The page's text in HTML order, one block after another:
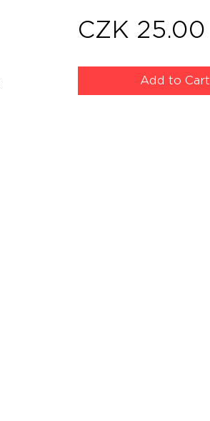
CZK 25.00
Add to Cart